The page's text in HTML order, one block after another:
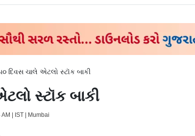
દિવસ ચાલે એટલો સ્ટૉક બાકી
સ્ટૉક બાકી
| IST | Mumbai